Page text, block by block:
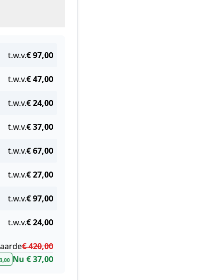
t.w.v.€ 97,00
t.w.v.€ 47,00
t.w.v.€ 24,00
t.w.v.€ 37,00
t.w.v.€ 67,00
t.w.v.€ 27,00
t.w.v.€ 97,00
t.w.v.€ 24,00
Nu € 37,00
€ 420,00